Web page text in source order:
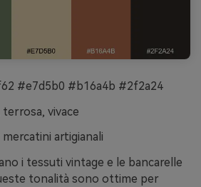
#e7d5b0 #b16a4b #2f2a24
vivace
artigianali
i tessuti vintage e le bancarelle
tonalità sono ottime per